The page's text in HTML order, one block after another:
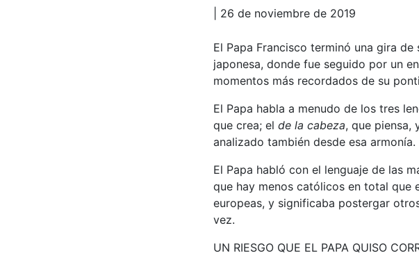
| 26 de noviembre de 2019
El Papa Francisco terminó una gira
japonesa, donde fue seguido por un
momentos más recordados de su
El Papa habla a menudo de los tres
que crea; el de la cabeza, que piensa,
analizado también desde esa armonía.
El Papa habló con el lenguaje de las
que hay menos católicos en total que
europeas, y significaba postergar
vez.
UN RIESGO QUE EL PAPA QUISO